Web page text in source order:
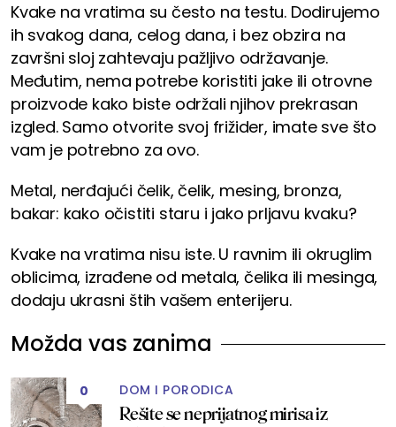
Kvake na vratima su često na testu. Dodirujemo
ih svakog dana, celog dana, i bez obzira na
završni sloj zahtevaju pažljivo održavanje.
Međutim, nema potrebe koristiti jake ili otrovne
proizvode kako biste održali njihov prekrasan
izgled. Samo otvorite svoj frižider, imate sve što
vam je potrebno za ovo.
Metal, nerđajući čelik, čelik, mesing, bronza,
bakar: kako očistiti staru i jako prljavu kvaku?
Kvake na vratima nisu iste. U ravnim ili okruglim
oblicima, izrađene od metala, čelika ili mesinga,
dodaju ukrasni štih vašem enterijeru.
Možda vas zanima
0 DOM I PORODICA
Rešite se neprijatnog mirisa iz